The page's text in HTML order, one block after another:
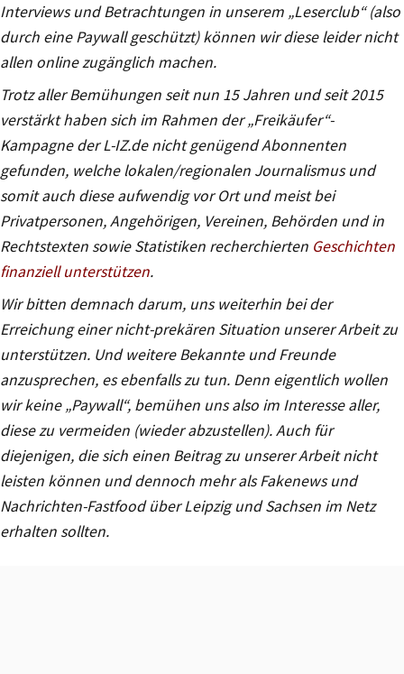
Interviews und Betrachtungen in unserem „Leserclub“ (also
durch eine Paywall geschützt) können wir diese leider nicht
allen online zugänglich machen.
Trotz aller Bemühungen seit nun 15 Jahren und seit 2015
verstärkt haben sich im Rahmen der „Freikäufer“-
Kampagne der L-IZ.de nicht genügend Abonnenten
gefunden, welche lokalen/regionalen Journalismus und
somit auch diese aufwendig vor Ort und meist bei
Privatpersonen, Angehörigen, Vereinen, Behörden und in
Rechtstexten sowie Statistiken recherchierten Geschichten
finanziell unterstützen.
Wir bitten demnach darum, uns weiterhin bei der
Erreichung einer nicht-prekären Situation unserer Arbeit zu
unterstützen. Und weitere Bekannte und Freunde
anzusprechen, es ebenfalls zu tun. Denn eigentlich wollen
wir keine „Paywall“, bemühen uns also im Interesse aller,
diese zu vermeiden (wieder abzustellen). Auch für
diejenigen, die sich einen Beitrag zu unserer Arbeit nicht
leisten können und dennoch mehr als Fakenews und
Nachrichten-Fastfood über Leipzig und Sachsen im Netz
erhalten sollten.